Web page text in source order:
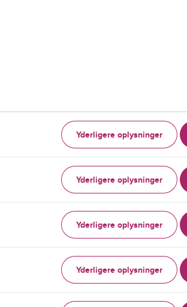
Yderligere oplysninger
Yderligere oplysninger
Yderligere oplysninger
Yderligere oplysninger